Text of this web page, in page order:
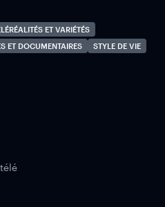
ET VARIÉTÉS
ET DOCUMENTAIRES
STYLE DE VIE